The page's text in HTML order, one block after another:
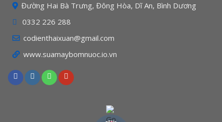
Đường Hai Bà Trưng, Đông Hòa, Dĩ An, Bình Dương
0332 226 288
codienthaixuan@gmail.com
www.suamaybomnuoc.io.vn